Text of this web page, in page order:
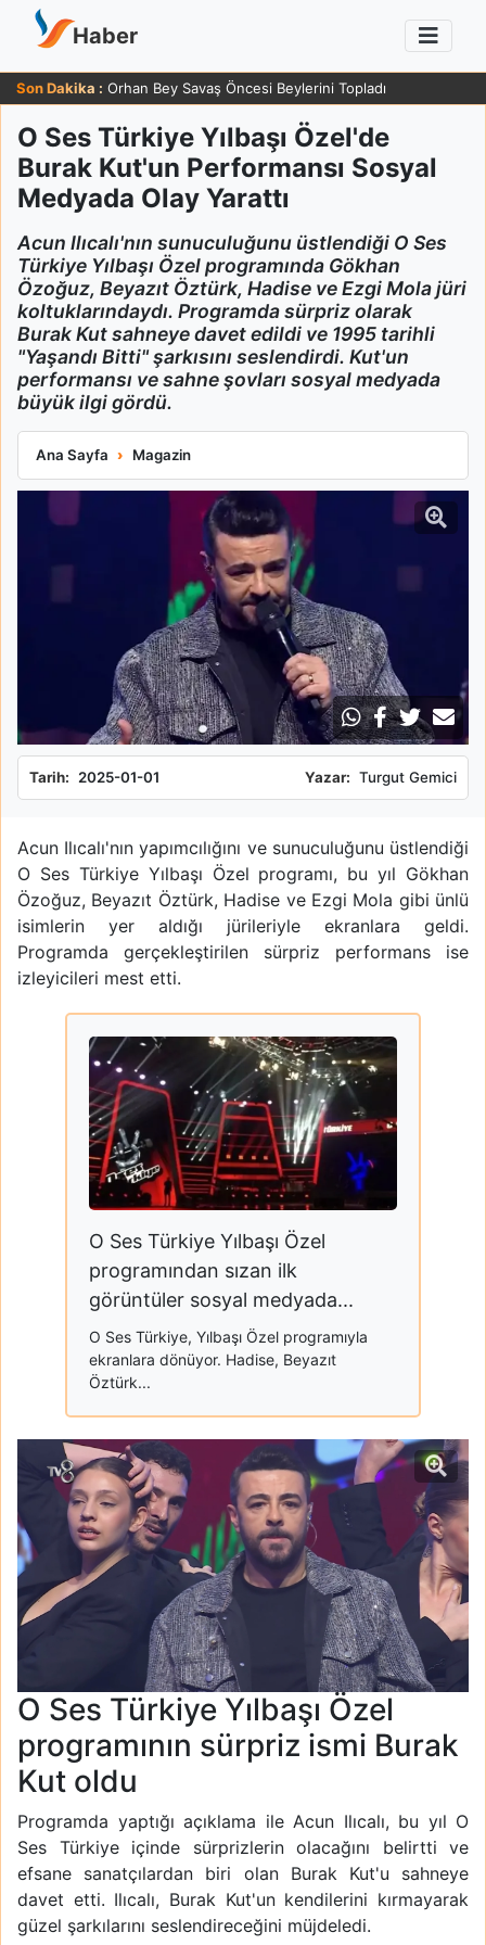
Haber
Son Dakika : Orhan Bey Savaş Öncesi Beylerini Topladı
O Ses Türkiye Yılbaşı Özel'de
Burak Kut'un Performansı Sosyal
Medyada Olay Yarattı
Acun Ilıcalı'nın sunuculuğunu üstlendiği O Ses
Türkiye Yılbaşı Özel programında Gökhan
Özoğuz, Beyazıt Öztürk, Hadise ve Ezgi Mola jüri
koltuklarındaydı. Programda sürpriz olarak
Burak Kut sahneye davet edildi ve 1995 tarihli
"Yaşandı Bitti" şarkısını seslendirdi. Kut'un
performansı ve sahne şovları sosyal medyada
büyük ilgi gördü.
Ana Sayfa Magazin
O Ses Türkiye Yılbaşı Özel'de Burak Kut'un Performansı
Tarih: 2025-01-01 Yazar: Turgut Gemici
Acun Ilıcalı'nın yapımcılığını ve sunuculuğunu üstlendiği
O Ses Türkiye Yılbaşı Özel programı, bu yıl Gökhan
Özoğuz, Beyazıt Öztürk, Hadise ve Ezgi Mola gibi ünlü
isimlerin yer aldığı jürileriyle ekranlara geldi.
Programda gerçekleştirilen sürpriz performans ise
izleyicileri mest etti.
O Ses Türkiye Yılbaşı Özel
programından sızan ilk
görüntüler sosyal medyada...
O Ses Türkiye, Yılbaşı Özel programıyla
ekranlara dönüyor. Hadise, Beyazıt
Öztürk...
O Ses Türkiye Yılbaşı Özel
programının sürpriz ismi Burak
Kut oldu
Programda yaptığı açıklama ile Acun Ilıcalı, bu yıl O
Ses Türkiye içinde sürprizlerin olacağını belirtti ve
efsane sanatçılardan biri olan Burak Kut'u sahneye
davet etti. Ilıcalı, Burak Kut'un kendilerini kırmayarak
güzel şarkılarını seslendireceğini müjdeledi.